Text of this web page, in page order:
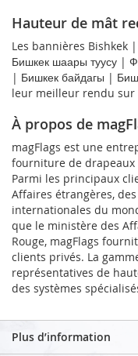
Hauteur de mât
Les bannières Bishkek
Бишкек шаары туусу |
| Бишкек байдагы |
leur meilleur rendu sur
À propos de
magFlags est une
fourniture de
Parmi les principaux
Affaires étrangères,
internationales du
que le ministère des
Rouge, magFlags
clients privés. La
représentatives de
des systèmes
Plus d’information